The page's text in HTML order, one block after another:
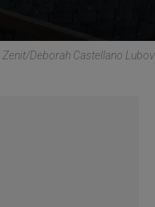
Deborah Castellano Lubov